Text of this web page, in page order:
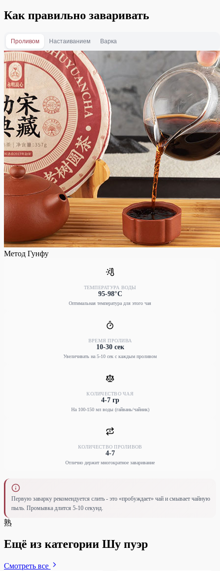
Как правильно заваривать
Проливом Настаиванием Варка
Метод Гунфу
ТЕМПЕРАТУРА ВОДЫ
95-98°C
Оптимальная температура для этого чая
ВРЕМЯ ПРОЛИВА
10-30 сек
Увеличивать на 5-10 сек с каждым проливом
КОЛИЧЕСТВО ЧАЯ
4-7 гр
На 100-150 мл воды (гайвань/чайник)
КОЛИЧЕСТВО ПРОЛИВОВ
4-7
Отлично держит многократное заваривание
Первую заварку рекомендуется слить - это «пробуждает» чай и смывает чайную
пыль. Промывка длится 5-10 секунд.
熟
Ещё из категории Шу пуэр
Смотреть все